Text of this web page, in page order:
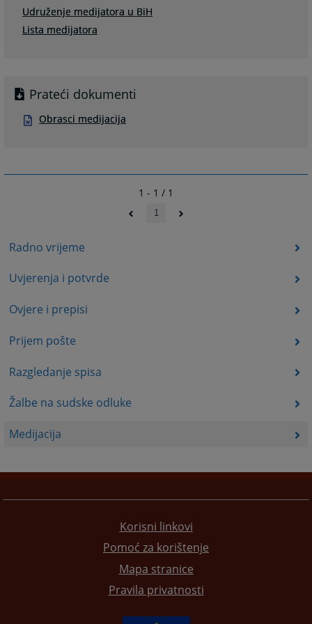
Radno vrijeme
Uvjerenja i potvrde
Ovjere i prepisi
Prijem pošte
Razgledanje spisa
Žalbe na sudske odluke
Medijacija
Udruženje medijatora u BiH
Lista medijatora
Prateći dokumenti
Obrasci medijacija
1 - 1 / 1
1
Korisni linkovi
Pomoć za korištenje
Mapa stranice
Pravila privatnosti